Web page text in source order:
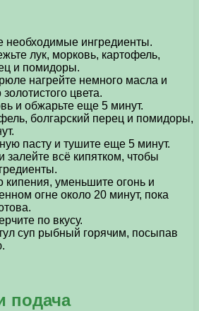
необходимые ингредиенты.
лук, морковь, картофель,
и помидоры.
нагрейте немного масла и
цвета.
и обжарьте еще 5 минут.
болгарский перец и помидоры,
пасту и тушите еще 5 минут.
залейте всё кипятком, чтобы
кипения, уменьшите огонь и
огне около 20 минут, пока
по вкусу.
суп рыбный горячим, посыпав
подача